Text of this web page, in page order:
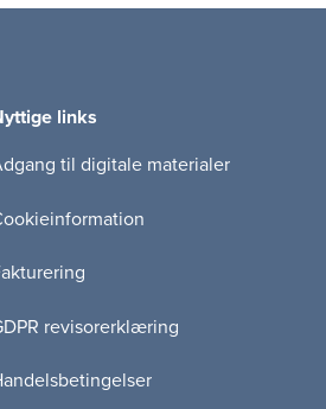
links
til digitale materialer
revisorerklæring